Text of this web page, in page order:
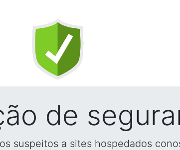
de
suspeitos a sites hospedados